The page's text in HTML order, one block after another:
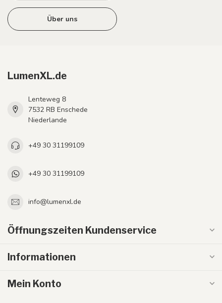
Über uns
LumenXL.de
Lenteweg 8
7532 RB Enschede
Niederlande
+49 30 31199109
+49 30 31199109
info@lumenxl.de
Öffnungszeiten Kundenservice
Informationen
Mein Konto